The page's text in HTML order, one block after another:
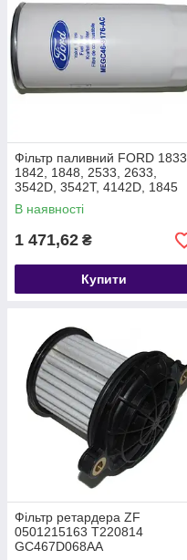
Фільтр паливний FORD 1833,
1842, 1848, 2533, 2633,
3542D, 3542T, 4142D, 1845
T333152 MEGC469176AC
В наявності
1 471,62 ₴
Купити
Фільтр ретардера ZF
0501215163 T220814
GC467D068AA